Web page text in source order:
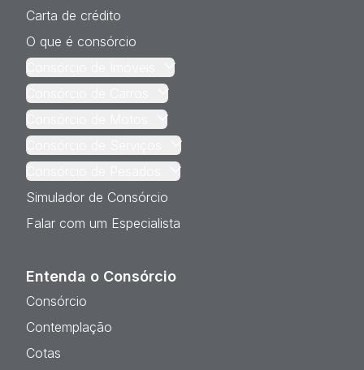
Carta de crédito
O que é consórcio
Simulador de Consórcio
Falar com um Especialista
Entenda o Consórcio
Consórcio
Contemplação
Cotas